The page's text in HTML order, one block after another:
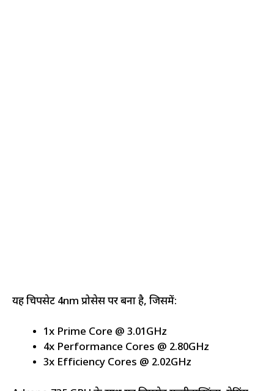
यह चिपसेट 4nm प्रोसेस पर बना है, जिसमें:
1x Prime Core @ 3.01GHz
4x Performance Cores @ 2.80GHz
3x Efficiency Cores @ 2.02GHz